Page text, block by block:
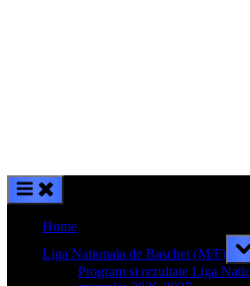
Home
Liga Nationala de Baschet (M/F)
sub-
Program si rezultate Liga